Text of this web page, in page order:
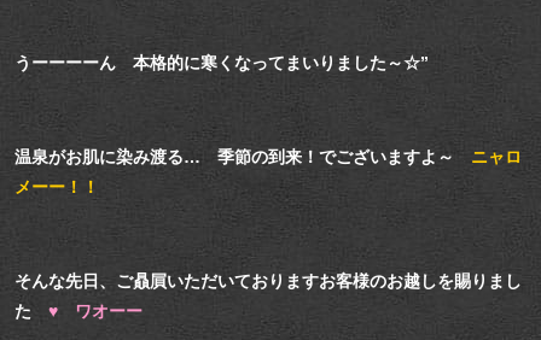
うーーーーん 本格的に寒くなってまいりました～☆”
温泉がお肌に染み渡る… 季節の到来！でございますよ～ ニャロ
メーー！！
そんな先日、ご贔屓いただいておりますお客様のお越しを賜りまし
た ♥ ワオーー